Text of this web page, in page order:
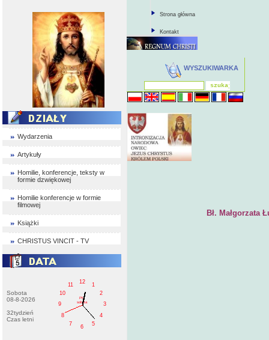
Wydarzenia
Artykuły
Homilie, konferencje, teksty w
formie dzwiękowej
Homilie konferencje w formie
filmowej
Książki
CHRISTUS VINCIT - TV
Sobota
08-8-2026
32tydzień
Czas letni
1
2
3
4
5
6
7
8
9
10
11
12
PM
sobota
Strona główna
Kontakt
WYSZUKIWARKA
Bł. Małgorzata